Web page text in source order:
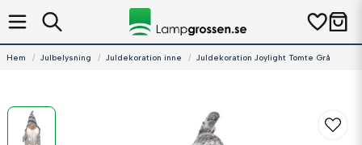
Hem Julbelysning Juldekoration inne Juldekoration Joylight Tomte Grå